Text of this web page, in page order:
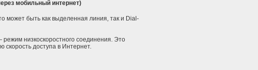
мобильный интернет)
может быть как выделенная линия, так и Dial-
низкоскоростного соединения. Это
скорость доступа в Интернет.